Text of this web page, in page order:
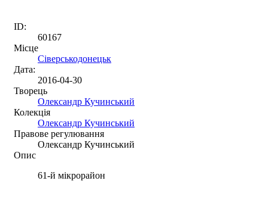
ID:
60167
Місце
Сіверськодонецьк
Дата:
2016-04-30
Творець
Олександр Кучинський
Колекція
Олександр Кучинський
Правове регулювання
Олександр Кучинський
Опис
61-й мікрорайон